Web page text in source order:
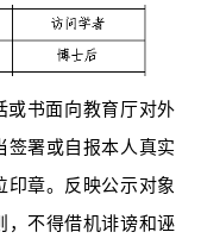
或书面向教育厅对外
签署或自报本人真实
印章。反映公示对象
，不得借机诽谤和诬